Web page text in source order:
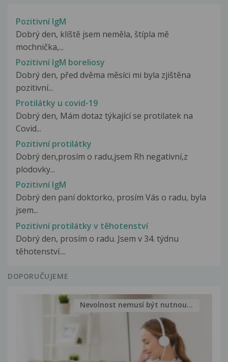
Pozitivní IgM
Dobrý den, klíště jsem neměla, štípla mě
mochnička,...
Pozitivní IgM boreliosy
Dobrý den, před dvěma měsíci mi byla zjištěna
pozitivní...
Protilátky u covid-19
Dobrý den, Mám dotaz týkající se protilatek na
Covid...
Pozitivní protilátky
Dobrý den,prosím o radu,jsem Rh negativní,z
plodovky...
Pozitivní IgM
Dobrý den paní doktorko, prosím Vás o radu, byla
jsem...
Pozitivní protilátky v těhotenství
Dobrý den, prosím o radu. Jsem v 34. týdnu
těhotenství....
DOPORUČUJEME
Nevolnost nemusí být nutnou...